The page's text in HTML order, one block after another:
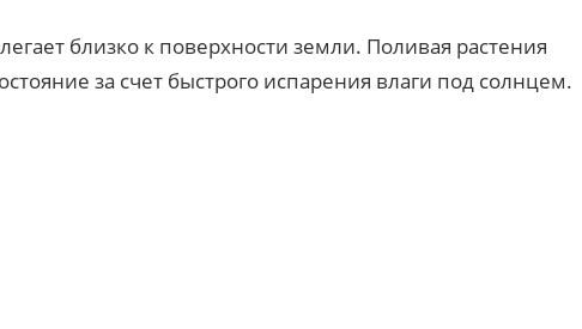
близко к поверхности земли. Поливая растения
за счет быстрого испарения влаги под солнцем.